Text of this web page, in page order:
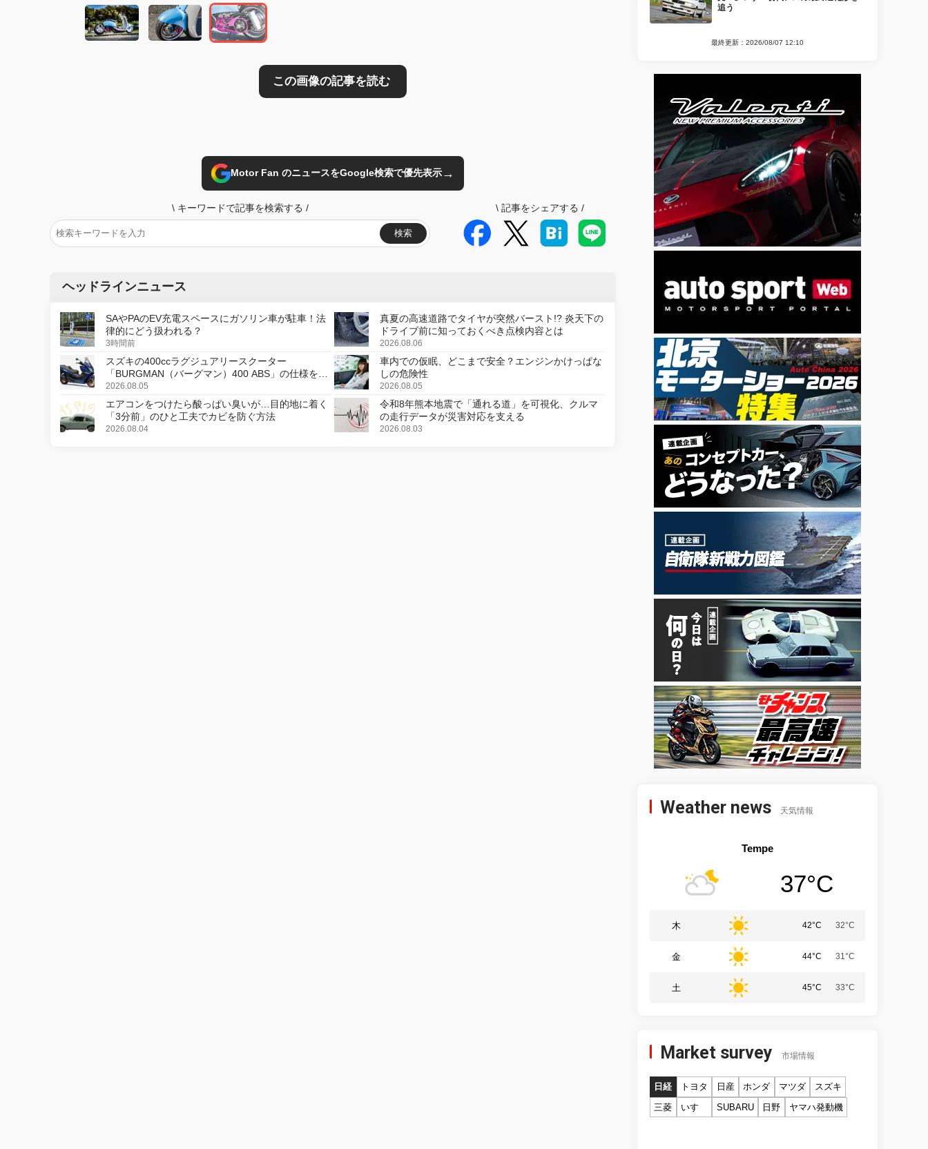
Motor Fan のニュースをGoogle検索で優先表示→
\ キーワードで記事を検索する /
検索
\ 記事をシェアする /
ヘッドラインニュース
SAやPAのEV充電スペースにガソリン車が駐車！法
律的にどう扱われる？
3時間前
真夏の高速道路でタイヤが突然バースト!? 炎天下の
ドライブ前に知っておくべき点検内容とは
2026.08.06
スズキの400ccラグジュアリースクーター
「BURGMAN（バーグマン）400 ABS」の仕様を変
更し、8月18日に発売
2026.08.05
車内での仮眠、どこまで安全？エンジンかけっぱな
しの危険性
2026.08.05
エアコンをつけたら酸っぱい臭いが…目的地に着く
「3分前」のひと工夫でカビを防ぐ方法
2026.08.04
令和8年熊本地震で「通れる道」を可視化、クルマ
の走行データが災害対応を支える
2026.08.03
追う
最終更新：2026/08/07 12:10
Weather news 天気情報
Tempe
37°C
木 42°C 32°C
金 44°C 31°C
土 45°C 33°C
Market survey 市場情報
日経 トヨタ 日産 ホンダ マツダ
スズキ
三菱
いすゞ SUBARU 日野 ヤマハ発動機